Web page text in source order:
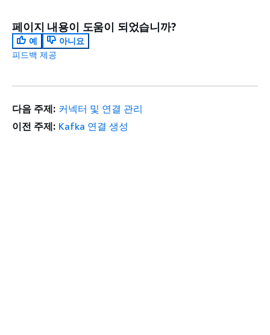
페이지 내용이 도움이 되었습니까?
예
아니요
피드백 제공
다음 주제: 커넥터 및 연결 관리
이전 주제: Kafka 연결 생성